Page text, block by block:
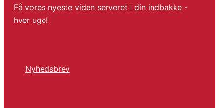
Få vores nyeste viden serveret i din indbakke -
hver uge!
Nyhedsbrev